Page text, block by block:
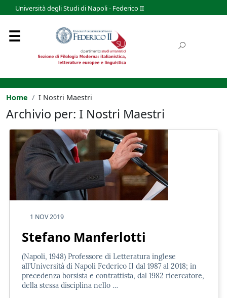
Università degli Studi di Napoli - Federico II
Home I Nostri Maestri
Archivio per: I Nostri Maestri
1 NOV 2019
Stefano Manferlotti
(Napoli, 1948) Professore di Letteratura inglese
all’Università di Napoli Federico II dal 1987 al 2018; in
precedenza borsista e contrattista, dal 1982 ricercatore,
della stessa disciplina nello …